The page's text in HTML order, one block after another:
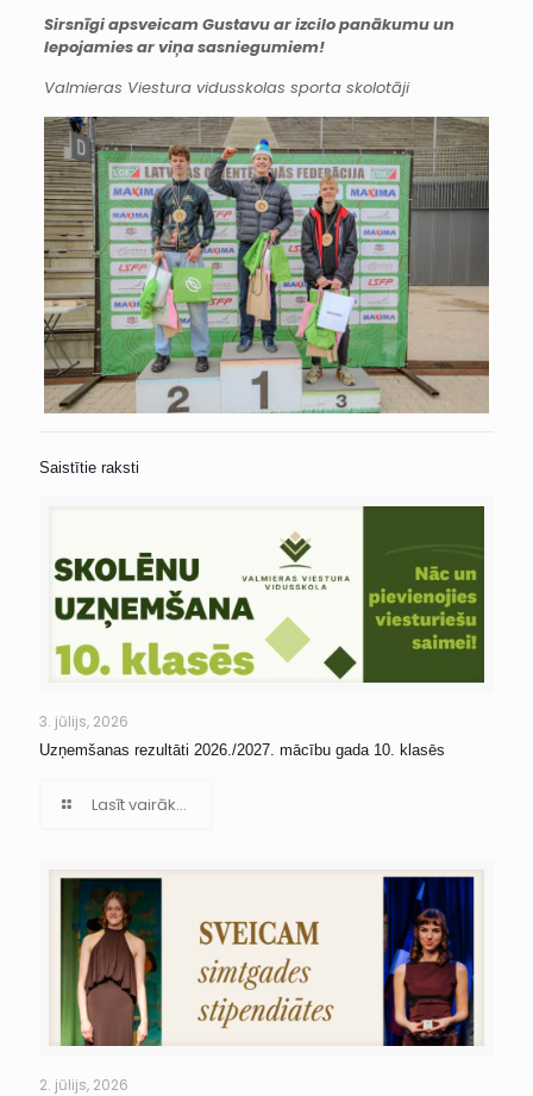
Sirsnīgi apsveicam Gustavu ar izcilo panākumu un
lepojamies ar viņa sasniegumiem!
Valmieras Viestura vidusskolas sporta skolotāji
Saistītie raksti
3. jūlijs, 2026
Uzņemšanas rezultāti 2026./2027. mācību gada 10. klasēs
Lasīt vairāk...
2. jūlijs, 2026